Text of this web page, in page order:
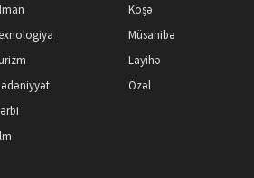
Köşə
Müsahibə
Layihə
Özəl